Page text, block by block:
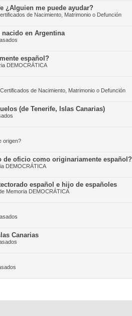
¿Alguien me puede ayudar?
de Nacimiento, Matrimonio o Defunción
en Argentina
español?
DEMOCRÁTICA
de Nacimiento, Matrimonio o Defunción
(de Tenerife, Islas Canarias)
origen?
oficio como originariamente español?
DEMOCRÁTICA
español e hijo de españoles
Memoria DEMOCRÁTICA
Canarias